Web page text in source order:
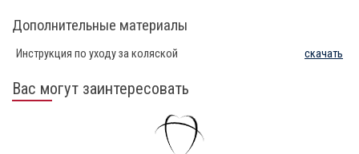
Дополнительные материалы
Инструкция по уходу за коляской скачать
Вас могут заинтересовать